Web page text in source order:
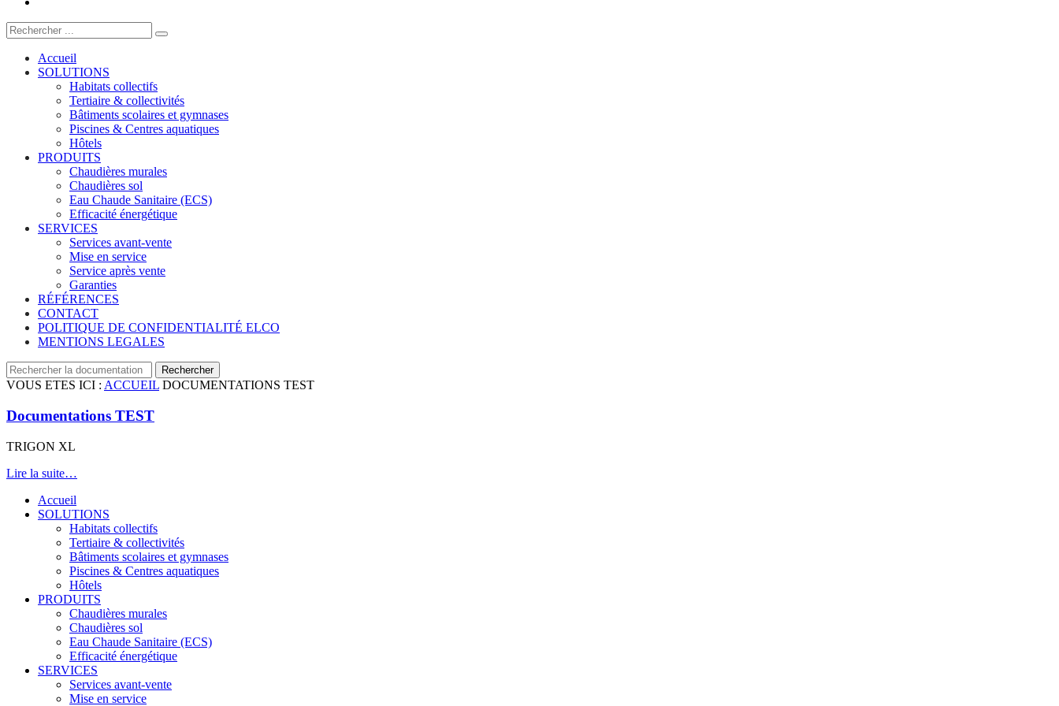
Accueil
SOLUTIONS
Habitats collectifs
Tertiaire & collectivités
Bâtiments scolaires et gymnases
Piscines & Centres aquatiques
Hôtels
PRODUITS
Chaudières murales
Chaudières sol
Eau Chaude Sanitaire (ECS)
Efficacité énergétique
SERVICES
Services avant-vente
Mise en service
Service après vente
Garanties
RÉFÉRENCES
CONTACT
POLITIQUE DE CONFIDENTIALITÉ ELCO
MENTIONS LEGALES
VOUS ETES ICI : ACCUEIL DOCUMENTATIONS TEST
Documentations TEST
TRIGON XL
Lire la suite…
Accueil
SOLUTIONS
Habitats collectifs
Tertiaire & collectivités
Bâtiments scolaires et gymnases
Piscines & Centres aquatiques
Hôtels
PRODUITS
Chaudières murales
Chaudières sol
Eau Chaude Sanitaire (ECS)
Efficacité énergétique
SERVICES
Services avant-vente
Mise en service